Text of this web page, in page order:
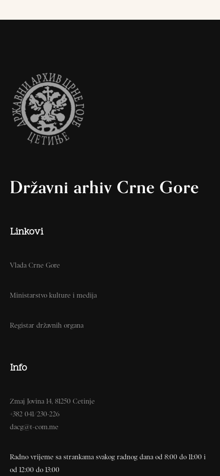
Državni arhiv Crne Gore
Linkovi
Vlada Crne Gore
Ministarstvo kulture i medija
Registar državnih organa
Info
Zmaj Jovina 14, 81250 Cetinje
+382 041/230-226
dacg@t-com.me
Radno vrijeme sa strankama svakog radnog dana od 8:00 do 11:00 i
od 12:00 do 13:00